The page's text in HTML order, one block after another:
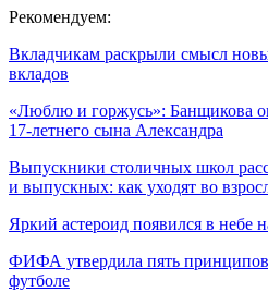
Рекомендуем:
Вкладчикам раскрыли смысл
вкладов
«Люблю и горжусь»: Банщикова
17-летнего сына Александра
Выпускники столичных школ
и выпускных: как уходят во
Яркий астероид появился в небе
ФИФА утвердила пять
футболе